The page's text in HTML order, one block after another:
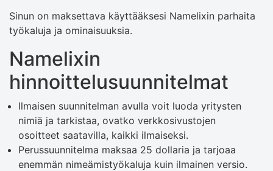
Sinun on maksettava käyttääksesi Namelixin parhaita
työkaluja ja ominaisuuksia.
Namelixin
hinnoittelusuunnitelmat
Ilmaisen suunnitelman avulla voit luoda yritysten
nimiä ja tarkistaa, ovatko verkkosivustojen
osoitteet saatavilla, kaikki ilmaiseksi.
Perussuunnitelma maksaa 25 dollaria ja tarjoaa
enemmän nimeämistyökaluja kuin ilmainen versio.